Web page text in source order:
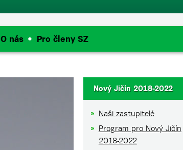
O nás Pro členy SZ
Nový Jičín 2018-2022
Naši zastupitelé
Program pro Nový Jičín
2018-2022